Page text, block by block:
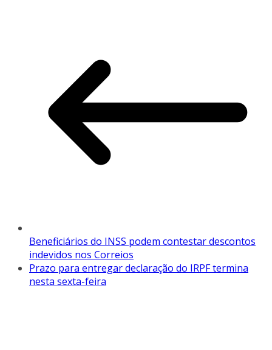
Beneficiários do INSS podem contestar descontos
indevidos nos Correios
Prazo para entregar declaração do IRPF termina
nesta sexta-feira